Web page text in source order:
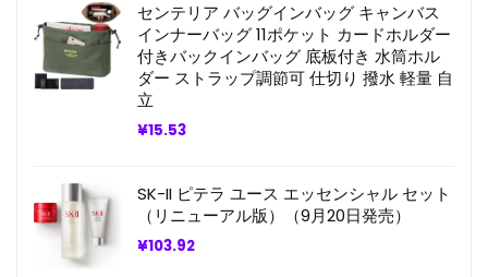
センテリア バッグインバッグ キャンバス
インナーバッグ 11ポケット カードホルダー
付きバックインバッグ 底板付き 水筒ホル
ダー ストラップ調節可 仕切り 撥水 軽量 自
立
¥15.53
SK-II ピテラ ユース エッセンシャル セット
（リニューアル版）（9月20日発売）
¥103.92